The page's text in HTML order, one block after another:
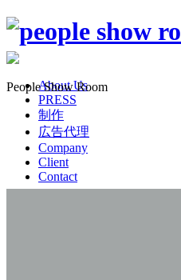
About Us
PRESS
制作
広告代理
Company
Client
Contact
People Show Room